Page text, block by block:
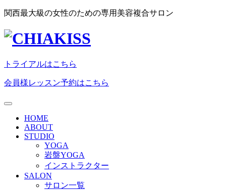
関西最大級の女性のための専用美容複合サロン
トライアルはこちら
会員様レッスン予約はこちら
HOME
ABOUT
STUDIO
YOGA
岩盤YOGA
インストラクター
SALON
サロン一覧